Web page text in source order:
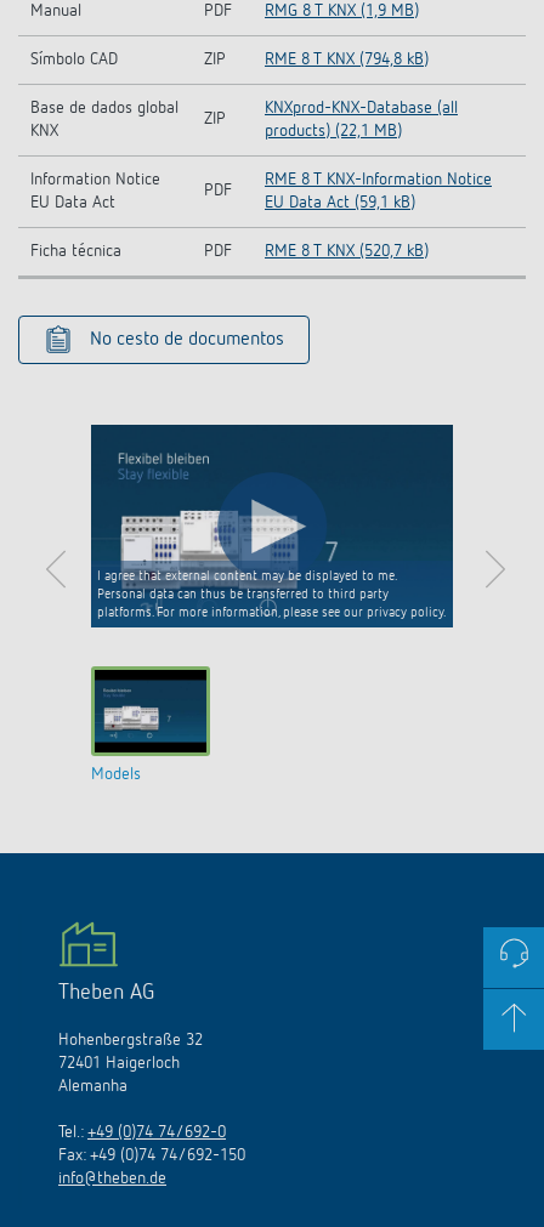
Manual PDF RMG 8 T KNX (1,9 MB)
Símbolo CAD ZIP RME 8 T KNX (794,8 kB)
Base de dados global
KNX
ZIP
KNXprod-KNX-Database (all
products) (22,1 MB)
Information Notice
EU Data Act
PDF
RME 8 T KNX-Information Notice
EU Data Act (59,1 kB)
Ficha técnica PDF RME 8 T KNX (520,7 kB)
No cesto de documentos
I agree that external content may be displayed to me.
Personal data can thus be transferred to third party
platforms. For more information, please see our privacy policy.
Models
Theben AG
Hohenbergstraße 32
72401 Haigerloch
Alemanha
Tel.: +49 (0)74 74/692-0
Fax: +49 (0)74 74/692-150
info@theben.de